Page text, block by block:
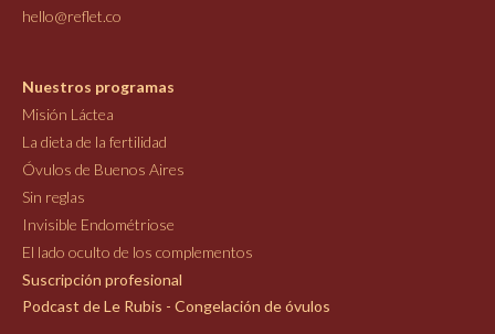
hello@reflet.co
Nuestros programas
Misión Láctea
La dieta de la fertilidad
Óvulos de Buenos Aires
Sin reglas
Invisible Endométriose
El lado oculto de los complementos
Suscripción profesional
Podcast de Le Rubis - Congelación de óvulos